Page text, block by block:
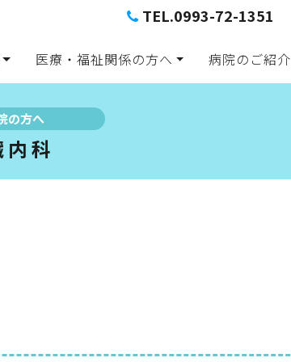
TEL.0993-72-1351
医療・福祉関係の方へ 病院のご紹介
の方へ
内科